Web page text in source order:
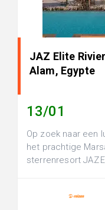
JAZ Elite
Alam, Egypte
13/01
Op zoek naar een
het prachtige
sterrenresort JAZ